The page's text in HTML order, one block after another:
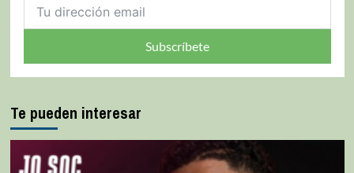
Subscríbete
Te pueden interesar